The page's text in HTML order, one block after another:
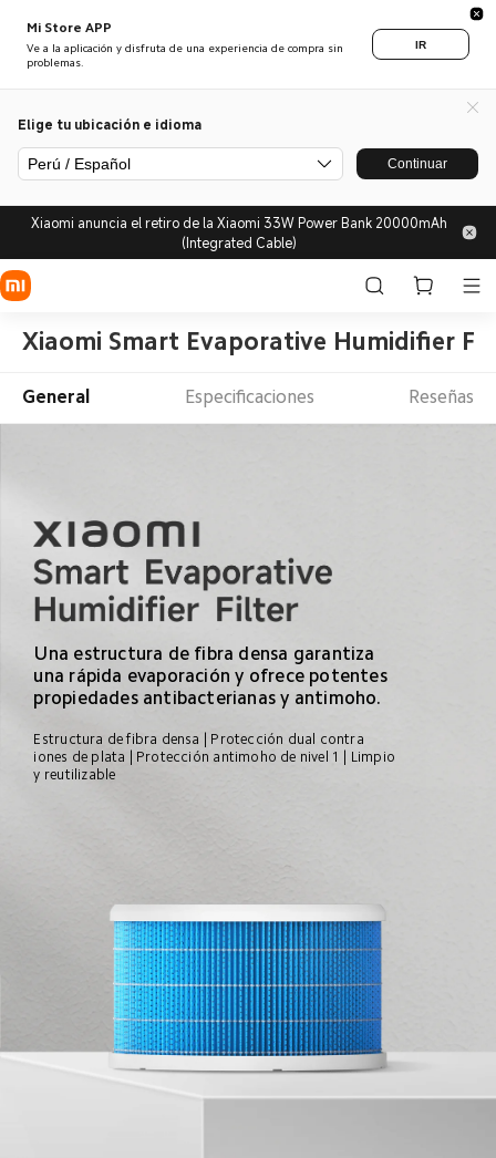
Mi Store APP
Ve a la aplicación y disfruta de una experiencia de compra sin
problemas.
IR
Elige tu ubicación e idioma
Perú / Español Continuar
Xiaomi anuncia el retiro de la Xiaomi 33W Power Bank 20000mAh
(Integrated Cable)
Xiaomi Smart Evaporative Humidifier
General Especificaciones Reseñas
Una estructura de fibra densa garantiza
una rápida evaporación y ofrece potentes
propiedades antibacterianas y antimoho.
Estructura de fibra densa | Protección dual contra
iones de plata | Protección antimoho de nivel 1 | Limpio
y reutilizable